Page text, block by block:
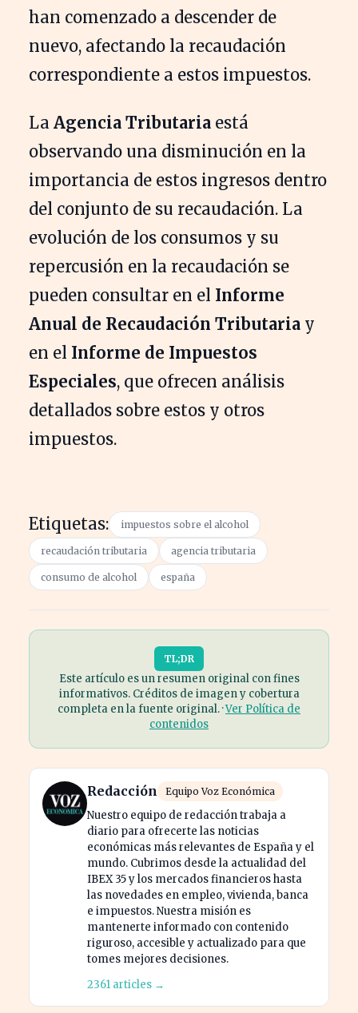
han comenzado a descender de
nuevo, afectando la recaudación
correspondiente a estos impuestos.
La Agencia Tributaria está
observando una disminución en la
importancia de estos ingresos dentro
del conjunto de su recaudación. La
evolución de los consumos y su
repercusión en la recaudación se
pueden consultar en el Informe
Anual de Recaudación Tributaria y
en el Informe de Impuestos
Especiales, que ofrecen análisis
detallados sobre estos y otros
impuestos.
Etiquetas: impuestos sobre el alcohol
recaudación tributaria agencia tributaria
consumo de alcohol españa
TL;DR
Este artículo es un resumen original con fines
informativos. Créditos de imagen y cobertura
completa en la fuente original. ·Ver Política de
contenidos
Redacción Equipo Voz Económica
Nuestro equipo de redacción trabaja a
diario para ofrecerte las noticias
económicas más relevantes de España y el
mundo. Cubrimos desde la actualidad del
IBEX 35 y los mercados financieros hasta
las novedades en empleo, vivienda, banca
e impuestos. Nuestra misión es
mantenerte informado con contenido
riguroso, accesible y actualizado para que
tomes mejores decisiones.
2361 articles →